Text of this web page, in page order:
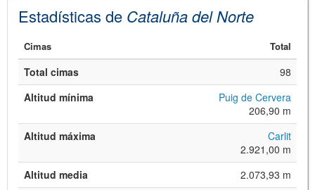
Estadísticas de Cataluña del Norte
Cimas Total
Total cimas
98
Altitud mínima
Puig de Cervera
206,90 m
Altitud máxima
Carlit
2.921,00 m
Altitud media
2.073,93 m